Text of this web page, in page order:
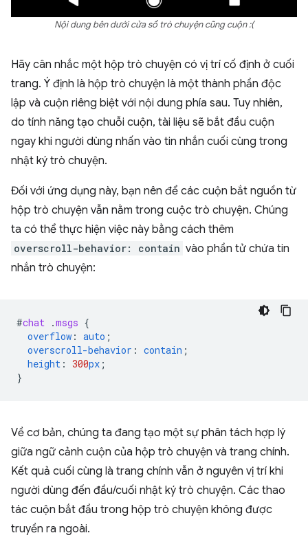
Nội dung bên dưới cửa sổ trò chuyện cũng cuộn :(
Hãy cân nhắc một hộp trò chuyện có vị trí cố định ở cuối
trang. Ý định là hộp trò chuyện là một thành phần độc
lập và cuộn riêng biệt với nội dung phía sau. Tuy nhiên,
do tính năng tạo chuỗi cuộn, tài liệu sẽ bắt đầu cuộn
ngay khi người dùng nhấn vào tin nhắn cuối cùng trong
nhật ký trò chuyện.
Đối với ứng dụng này, bạn nên để các cuộn bắt nguồn từ
hộp trò chuyện vẫn nằm trong cuộc trò chuyện. Chúng
ta có thể thực hiện việc này bằng cách thêm
overscroll-behavior: contain vào phần tử chứa tin
nhắn trò chuyện:
#chat .msgs {
overflow : auto ;
overscroll-behavior : contain ;
height : 300px ;
}
Về cơ bản, chúng ta đang tạo một sự phân tách hợp lý
giữa ngữ cảnh cuộn của hộp trò chuyện và trang chính.
Kết quả cuối cùng là trang chính vẫn ở nguyên vị trí khi
người dùng đến đầu/cuối nhật ký trò chuyện. Các thao
tác cuộn bắt đầu trong hộp trò chuyện không được
truyền ra ngoài.